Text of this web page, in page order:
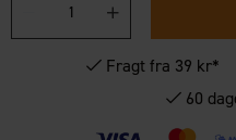
Fragt fra 39 kr*
60